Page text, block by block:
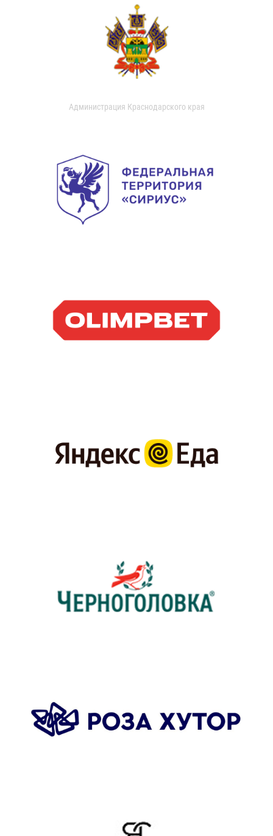
Администрация Краснодарского края